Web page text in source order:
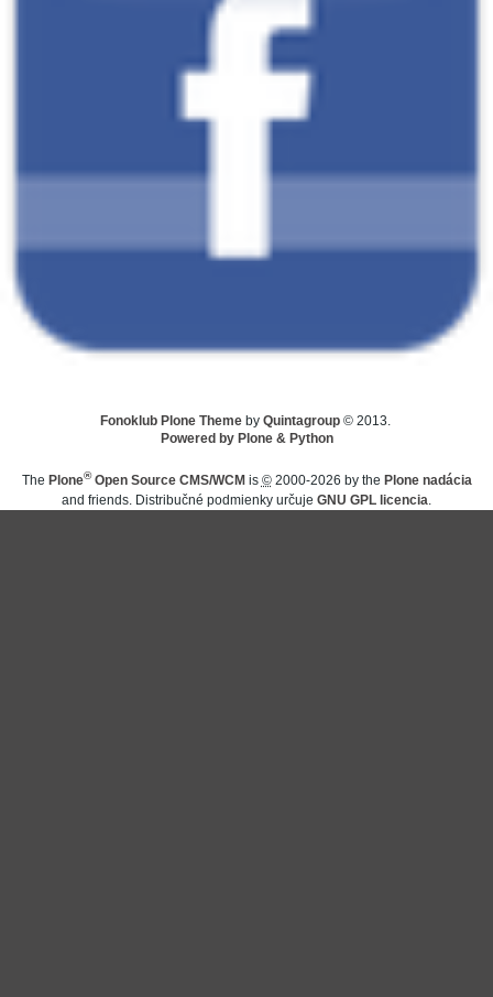
Fonoklub Plone Themeby Quintagroup© 2013.
Powered by Plone & Python
The Plone®Open Source CMS/WCM is ©2000-2026 by the Plone nadácia
and friends. Distribučné podmienky určuje GNU GPL licencia.